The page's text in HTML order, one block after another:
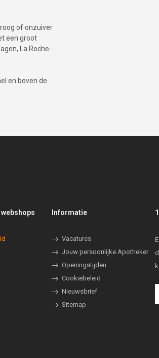
of onzuiver
een groot
La Roche-
en boven de
Informatie
Vacatures
Jouw persoonlijke Apotheker
Openingstijden
Cookiebeleid
Nieuwsbrief
Sitemap